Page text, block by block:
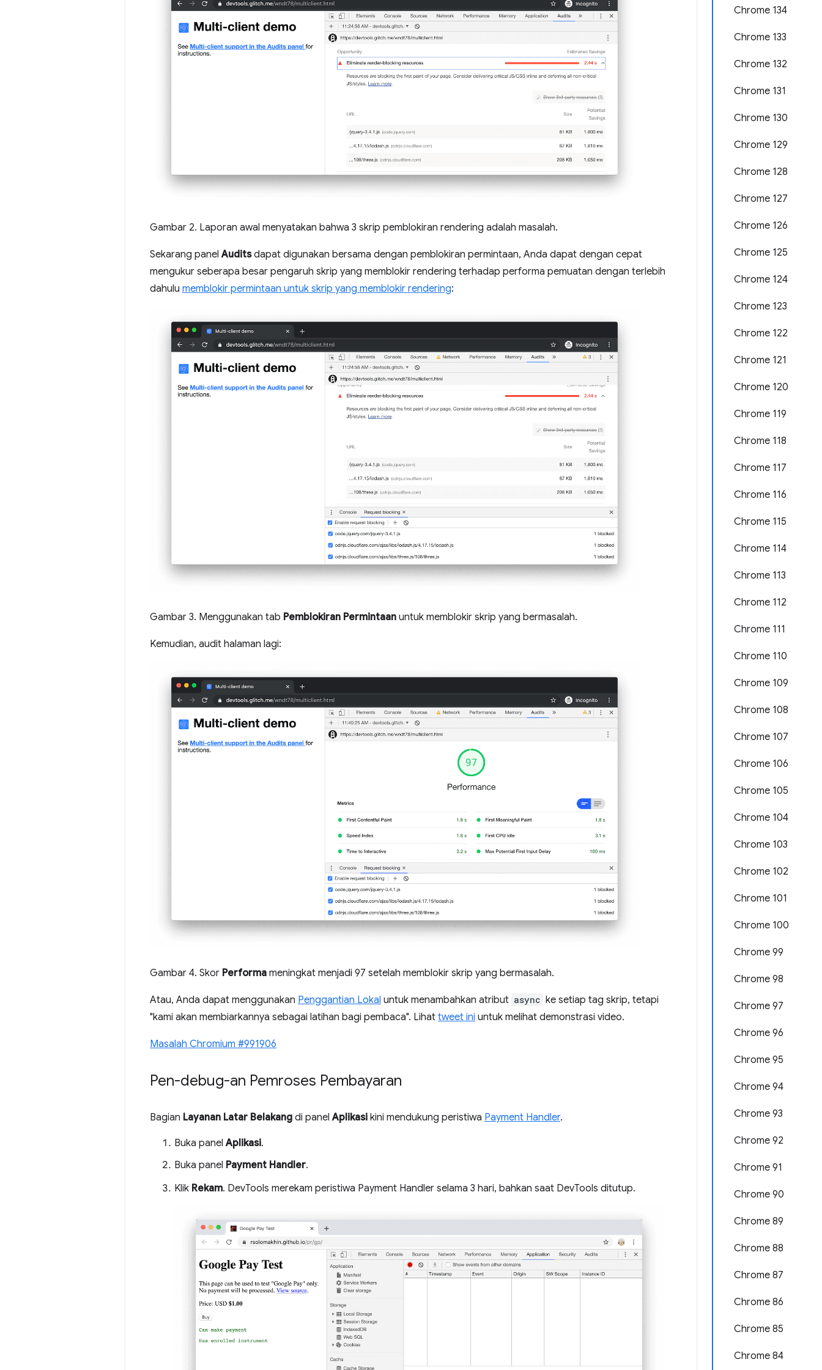
Chrome 134
Chrome 133
Chrome 132
Chrome 131
Chrome 130
Chrome 129
Chrome 128
Chrome 127
Chrome 126
Chrome 125
Chrome 124
Chrome 123
Chrome 122
Chrome 121
Chrome 120
Chrome 119
Chrome 118
Chrome 117
Chrome 116
Chrome 115
Chrome 114
Chrome 113
Chrome 112
Chrome 111
Chrome 110
Chrome 109
Chrome 108
Chrome 107
Chrome 106
Chrome 105
Chrome 104
Chrome 103
Chrome 102
Chrome 101
Chrome 100
Chrome 99
Chrome 98
Chrome 97
Chrome 96
Chrome 95
Chrome 94
Chrome 93
Chrome 92
Chrome 91
Chrome 90
Chrome 89
Chrome 88
Chrome 87
Chrome 86
Chrome 85
Chrome 84
Gambar 2. Laporan awal menyatakan bahwa 3 skrip pemblokiran rendering adalah masalah.
Sekarang panelAuditsdapat digunakan bersama dengan pemblokiran permintaan, Anda dapat dengan cepat
mengukur seberapa besar pengaruh skrip yang memblokir rendering terhadap performa pemuatan dengan terlebih
dahulu memblokir permintaan untuk skrip yang memblokir rendering:
Gambar 3. Menggunakan tab Pemblokiran Permintaan untuk memblokir skrip yang bermasalah.
Kemudian, audit halaman lagi:
Gambar 4. Skor Performa meningkat menjadi 97 setelah memblokir skrip yang bermasalah.
Atau, Anda dapat menggunakan Penggantian Lokal untuk menambahkan atribut async ke setiap tag skrip, tetapi
"kami akan membiarkannya sebagai latihan bagi pembaca". Lihat tweet ini untuk melihat demonstrasi video.
Masalah Chromium #991906
Pen-debug-an Pemroses Pembayaran
Bagian Layanan Latar Belakang di panelAplikasi kini mendukung peristiwa Payment Handler.
Buka panelAplikasi.
Buka panel Payment Handler.
Klik Rekam. DevTools merekam peristiwa Payment Handler selama 3 hari, bahkan saat DevTools ditutup.